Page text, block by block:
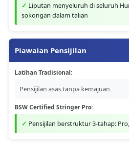
Liputan menyeluruh di seluruh
sokongan dalam talian
Piawaian Pensijilan
Latihan Tradisional:
Pensijilan asas tanpa kemajuan
BSW Certified Stringer Pro:
Pensijilan berstruktur 3-tahap: